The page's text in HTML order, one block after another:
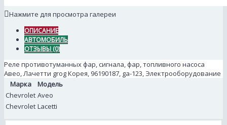
Нажмите для просмотра галереи
ОПИСАНИЕ
АВТОМОБИЛЬ
ОТЗЫВЫ (0)
Реле противотуманных фар, сигнала, фар, топливного насоса
Авео, Лачетти grog Корея, 96190187, ga-123, Электрооборудование
Марка
Модель
Chevrolet Aveo
Chevrolet Lacetti